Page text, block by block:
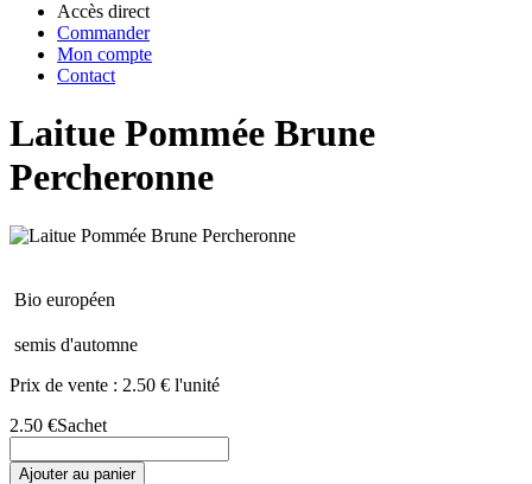
Accès direct
Commander
Mon compte
Contact
Laitue Pommée Brune
Percheronne
Bio européen
semis d'automne
Prix de vente : 2.50 € l'unité
2.50 €Sachet
Ajouter au panier